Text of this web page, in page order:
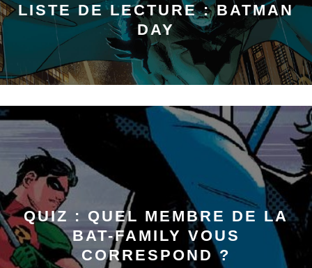
LISTE DE LECTURE : BATMAN
DAY
QUIZ : QUEL MEMBRE DE LA
BAT-FAMILY VOUS
CORRESPOND ?